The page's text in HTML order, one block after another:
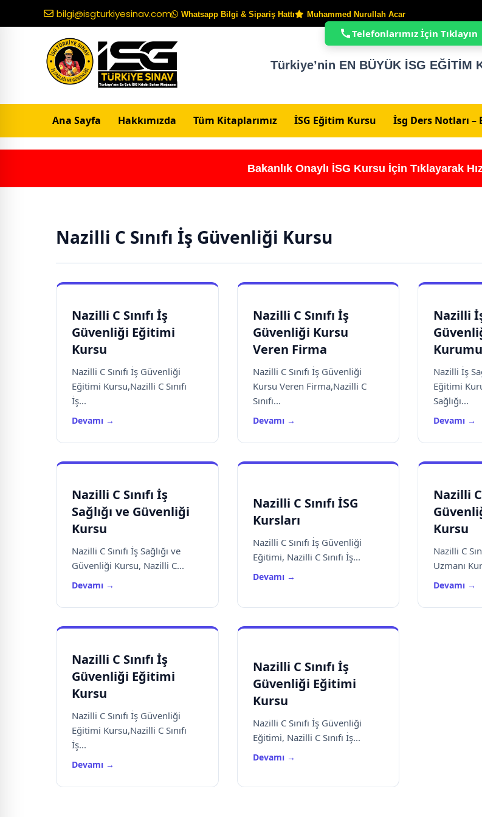
bilgi@isgturkiyesinav.com Whatsapp Bilgi & Sipariş Hattı Muhammed Nurullah Acar
Türkiye’nin EN BÜYÜK İSG EĞİTİM
Ana Sayfa Hakkımızda Tüm Kitaplarımız İSG Eğitim Kursu İsg Ders Notları –
Bakanlık Onaylı İSG Kursu İçin Tıklayarak
Nazilli C Sınıfı İş Güvenliği Kursu
Nazilli C Sınıfı İş
Güvenliği Eğitimi
Kursu
Nazilli C Sınıfı İş Güvenliği
Eğitimi Kursu,Nazilli C Sınıfı
İş...
Devamı →
Nazilli C Sınıfı İş
Güvenliği Kursu
Veren Firma
Nazilli C Sınıfı İş Güvenliği
Kursu Veren Firma,Nazilli C
Sınıfı...
Devamı →
Nazilli
Kurumu
Nazilli İş
Eğitimi
Sağlığı...
Devamı →
Nazilli C Sınıfı İş
Sağlığı ve Güvenliği
Kursu
Nazilli C Sınıfı İş Sağlığı ve
Güvenliği Kursu, Nazilli C...
Devamı →
Nazilli C Sınıfı İSG
Kursları
Nazilli C Sınıfı İş Güvenliği
Eğitimi, Nazilli C Sınıfı İş...
Devamı →
Nazilli C
Kursu
Nazilli C
Uzmanı
Devamı →
Nazilli C Sınıfı İş
Güvenliği Eğitimi
Kursu
Nazilli C Sınıfı İş Güvenliği
Eğitimi Kursu,Nazilli C Sınıfı
İş...
Devamı →
Nazilli C Sınıfı İş
Güvenliği Eğitimi
Kursu
Nazilli C Sınıfı İş Güvenliği
Eğitimi, Nazilli C Sınıfı İş...
Devamı →
Telefonlarımız İçin Tıklayın